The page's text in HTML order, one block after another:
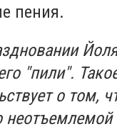
пения.
"пили".
о том,
неотъемлемой